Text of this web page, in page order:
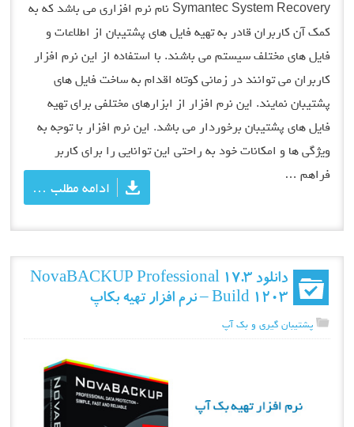
Symantec System Recovery نام نرم افزاری می باشد که به
کمک آن کاربران قادر به تهیه فایل های پشتیبان از اطلاعات و
فایل های مختلف سیستم می باشند. با استفاده از این نرم افزار
کاربران می توانند در زمانی کوتاه اقدام به ساخت فایل های
پشتیبان نمایند. این نرم افزار از ابزارهای مختلفی برای تهیه
فایل های پشتیبان برخوردار می باشد. این نرم افزار با توجه به
ویژگی ها و امکانات خود به راحتی این توانایی را برای کاربر
فراهم …
ادامه مطلب …
دانلود NovaBACKUP Professional 17.3
Build 1203 – نرم افزار تهیه بکاپ
پشتیبان گیری و بک آپ